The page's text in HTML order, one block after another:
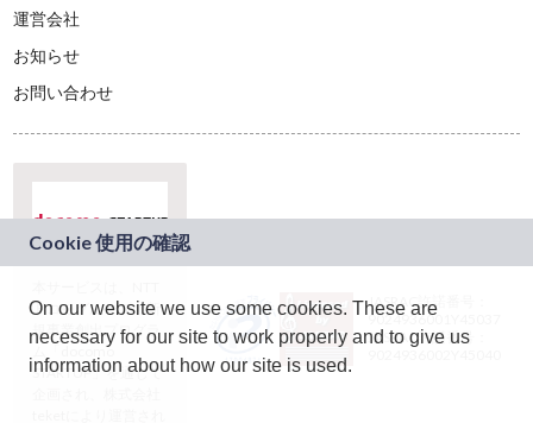
運営会社
お知らせ
お問い合わせ
ドコモグループの新
規事業創出プログラ
ム「docomo
STARTUP」を通じて
JASRAC許諾番号：
9024936001Y45037
JASRAC許諾番号：
On our website we use some cookies. These are
necessary for our site to work properly and to give us
information about how our site is used.